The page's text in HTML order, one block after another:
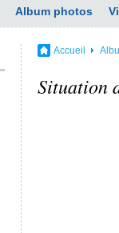
Album photos
Accueil
Situation